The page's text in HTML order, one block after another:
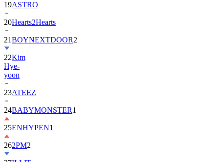
20Hearts2Hearts
21BOYNEXTDOOR
22Kim
Hye-
yoon
23ATEEZ
24BABYMONSTER
25ENHYPEN1
262PM2
27ILLIT